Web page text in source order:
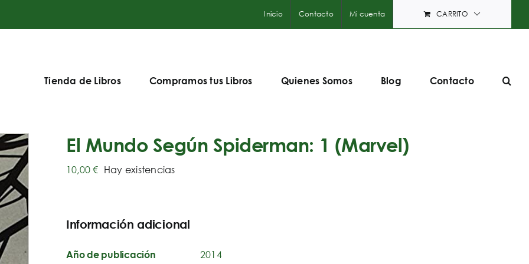
Inicio Contacto Mi cuenta CARRITO
Tienda de Libros Compramos tus Libros Quienes Somos Blog Contacto
El Mundo Según Spiderman: 1 (Marvel)
10,00€ Hay existencias
Información adicional
Año de publicación 2014